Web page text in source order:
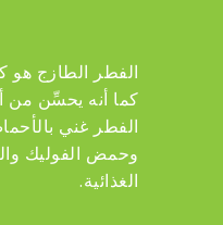
الفطر الطازج هو
كما أنه يحسِّن من
الفطر غني
وحمض الفوليك
الغذائية.